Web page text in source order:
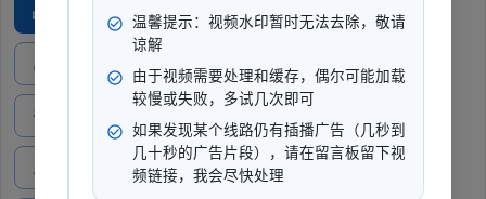
战斗吧！硬汉 瓷生路漫漫 “芊芊”我心
昂首的少年
奇妙的“旦”生
再见，王医生
温馨提示：视频水印暂时无法去除，敬请
谅解
由于视频需要处理和缓存，偶尔可能加载
较慢或失败，多试几次即可
如果发现某个线路仍有插播广告（几秒到
几十秒的广告片段），请在留言板留下视
频链接，我会尽快处理